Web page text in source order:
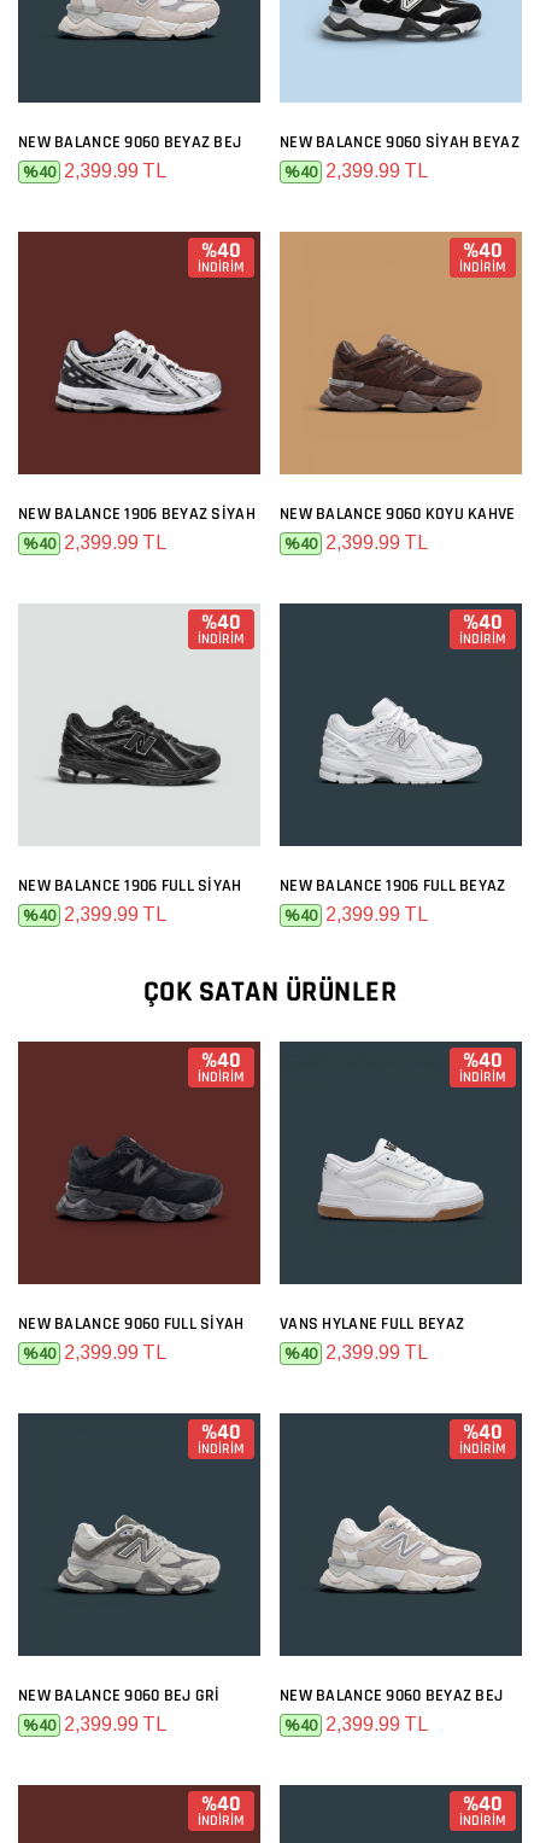
NEW BALANCE 9060 BEYAZ BEJ
%40 2,399.99 TL
NEW BALANCE 9060 SIYAH BEYAZ
%40 2,399.99 TL
%40
İNDİRİM
NEW BALANCE 1906 BEYAZ SIYAH
%40 2,399.99 TL
%40
İNDİRİM
NEW BALANCE 9060 KOYU KAHVE
%40 2,399.99 TL
%40
İNDİRİM
NEW BALANCE 1906 FULL SIYAH
%40 2,399.99 TL
%40
İNDİRİM
NEW BALANCE 1906 FULL BEYAZ
%40 2,399.99 TL
ÇOK SATAN ÜRÜNLER
%40
İNDİRİM
NEW BALANCE 9060 FULL SIYAH
%40 2,399.99 TL
%40
İNDİRİM
VANS HYLANE FULL BEYAZ
%40 2,399.99 TL
%40
İNDİRİM
NEW BALANCE 9060 BEJ GRI
%40 2,399.99 TL
%40
İNDİRİM
NEW BALANCE 9060 BEYAZ BEJ
%40 2,399.99 TL
%40
İNDİRİM
%40
İNDİRİM